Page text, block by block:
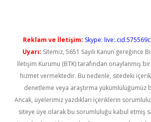
Reklam ve İletişim: Skype:
Uyarı: Sitemiz, 5651 Sayılı Kanun gereğince
İletişim Kurumu (BTK) tarafından onaylanmış bir
hizmet vermektedir. Bu nedenle, sitedeki
denetleme veya araştırma yükümlülüğümüz
Ancak, üyelerimiz yazdıkları içeriklerin
siteye üye olarak bu sorumluluğu kabul etmiş